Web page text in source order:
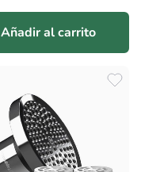
Añadir al carrito